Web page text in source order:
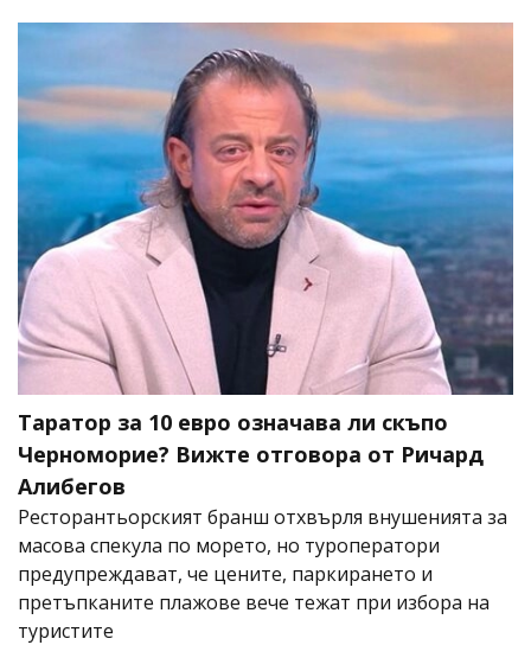
Таратор за 10 евро означава ли скъпо
Черноморие? Вижте отговора от Ричард
Алибегов
Ресторантьорският бранш отхвърля внушенията за
масова спекула по морето, но туроператори
предупреждават, че цените, паркирането и
претъпканите плажове вече тежат при избора на
туристите